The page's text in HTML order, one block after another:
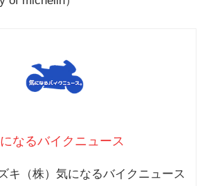
なるバイクニュース
キ（株）気になるバイクニュース